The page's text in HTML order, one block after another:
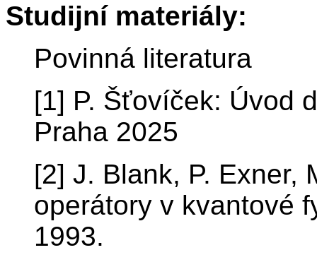
Studijní materiály:
Povinná literatura
[1] P. Šťovíček: Úvod
Praha 2025
[2] J. Blank, P. Exner,
operátory v kvantové
1993.